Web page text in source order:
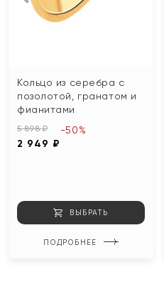
Кольцо из серебра с
позолотой, гранатом и
фианитами
5 898 ₽
2 949 ₽
-50%
ВЫБРАТЬ
ПОДРОБНЕЕ